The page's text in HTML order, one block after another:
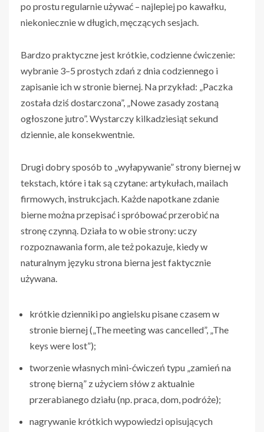
po prostu regularnie używać – najlepiej po kawałku,
niekoniecznie w długich, męczących sesjach.
Bardzo praktyczne jest krótkie, codzienne ćwiczenie:
wybranie 3–5 prostych zdań z dnia codziennego i
zapisanie ich w stronie biernej. Na przykład: „Paczka
została dziś dostarczona”, „Nowe zasady zostaną
ogłoszone jutro”. Wystarczy kilkadziesiąt sekund
dziennie, ale konsekwentnie.
Drugi dobry sposób to „wyłapywanie” strony biernej w
tekstach, które i tak są czytane: artykułach, mailach
firmowych, instrukcjach. Każde napotkane zdanie
bierne można przepisać i spróbować przerobić na
stronę czynną. Działa to w obie strony: uczy
rozpoznawania form, ale też pokazuje, kiedy w
naturalnym języku strona bierna jest faktycznie
używana.
krótkie dzienniki po angielsku pisane czasem w
stronie biernej („The meeting was cancelled”, „The
keys were lost”);
tworzenie własnych mini-ćwiczeń typu „zamień na
stronę bierną” z użyciem słów z aktualnie
przerabianego działu (np. praca, dom, podróże);
nagrywanie krótkich wypowiedzi opisujących